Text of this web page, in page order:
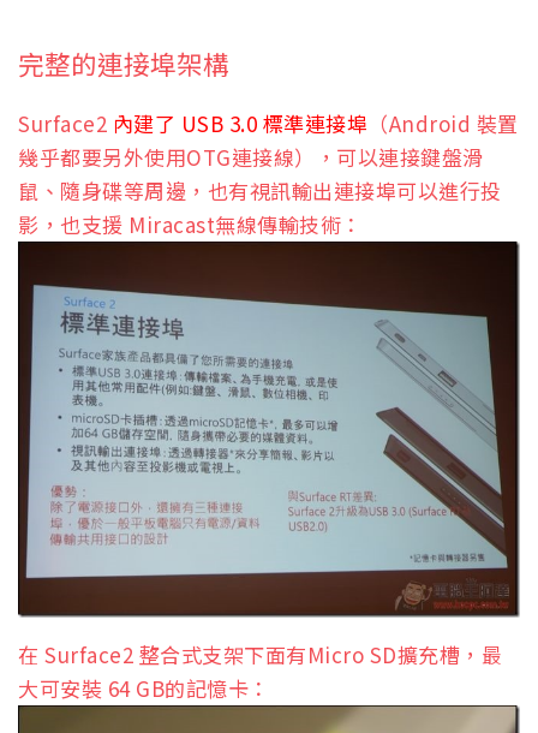
完整的連接埠架構
Surface2 內建了 USB 3.0 標準連接埠 （Android 裝置
幾乎都要另外使用OTG連接線），可以連接鍵盤滑
鼠、隨身碟等周邊，也有視訊輸出連接埠可以進行投
影，也支援 Miracast無線傳輸技術：
在 Surface2 整合式支架下面有Micro SD擴充槽，最
大可安裝 64 GB的記憶卡：